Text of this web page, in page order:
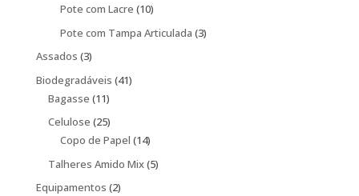
produtos
Pote com Lacre 1010
produtos
Pote com Tampa Articulada 33
Assados 33
produtos
Biodegradáveis 4141
Bagasse 1111
produtos
Celulose 2525
produtos
Copo de Papel 1414
produtos
Talheres Amido Mix 55
Equipamentos 22